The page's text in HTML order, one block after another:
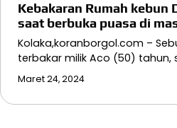
Kebakaran Rumah
saat berbuka puasa di
Kolaka,koranborgol.com –
terbakar milik Aco (50)
Maret 24, 2024